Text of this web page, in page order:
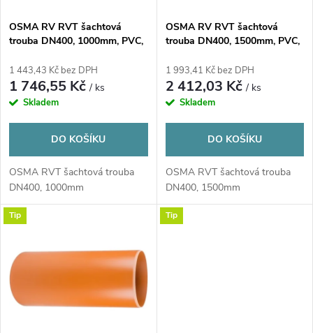
p
r
o
u
k
t
ů
s
p
r
o
d
u
k
t
ů
OSMA RV RVT šachtová
trouba DN400, 1000mm, PVC,
1 443,43 Kč bez DPH
1 746,55 Kč/ ks
Skladem
DO KOŠÍKU
OSMA RVT šachtová trouba
DN400, 1000mm
OSMA RV RVT šachtová
trouba DN400, 1500mm, PVC,
1 993,41 Kč bez DPH
2 412,03 Kč/ ks
Skladem
DO KOŠÍKU
OSMA RVT šachtová trouba
DN400, 1500mm
Tip Tip